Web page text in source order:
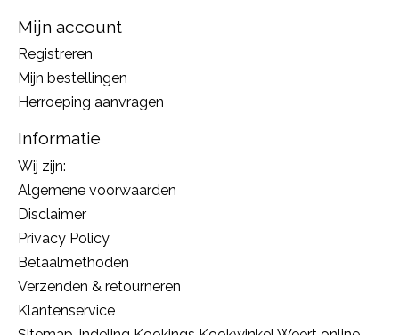
Mijn account
Registreren
Mijn bestellingen
Herroeping aanvragen
Informatie
Wij zijn:
Algemene voorwaarden
Disclaimer
Privacy Policy
Betaalmethoden
Verzenden & retourneren
Klantenservice